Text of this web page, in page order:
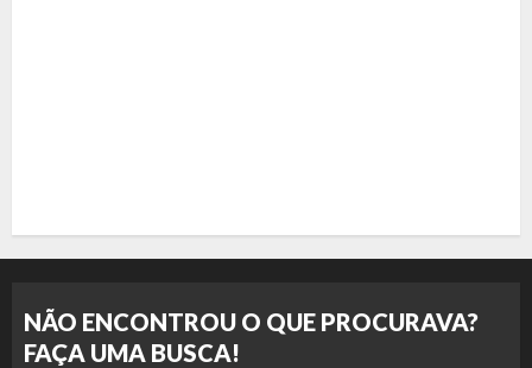
NÃO ENCONTROU O QUE PROCURAVA?
FAÇA UMA BUSCA!